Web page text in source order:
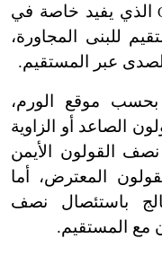
الذي يفيد خاصة في
للبنى المجاورة،
عبر المستقيم.
موقع الورم،
الصاعد أو الزاوية
نصف القولون الأيمن
المعترض، أما
باستئصال نصف
مع المستقيم.